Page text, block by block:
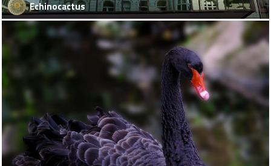
Echinocactus